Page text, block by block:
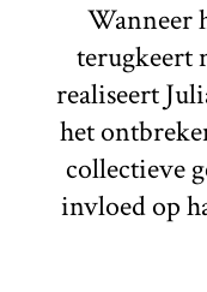
Wanneer
terugkeert
realiseert
het
collectieve
invloed op